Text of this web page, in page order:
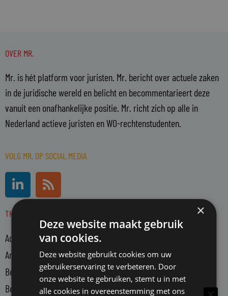
OVER MR.
Mr. is hét platform voor juristen. Mr. bericht over actuele zaken
in de juridische wereld en belicht en becommentarieert deze
vanuit een onafhankelijke positie. Mr. richt zich op alle in
Nederland actieve juristen en WO-rechtenstudenten.
VOLG MR. OP SOCIAL MEDIA
L
i
n
R
s
s
THEMA'S
Advocatuur
Arbeidsmarkt
Bedrijfsjuristen
Bedrijfsvoering
×
Deze website maakt gebruik
van cookies.
Deze website gebruikt cookies om uw
gebruikerservaring te verbeteren. Door
onze website te gebruiken, stemt u in met
alle cookies in overeenstemming met ons